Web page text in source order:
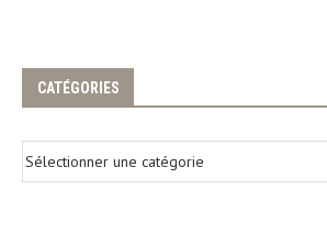
CATÉGORIES